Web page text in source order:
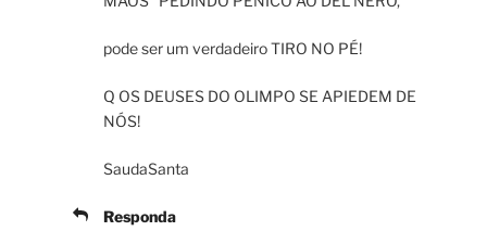
pode ser um verdadeiro TIRO NO PÉ!
Q OS DEUSES DO OLIMPO SE APIEDEM DE
NÓS!
SaudaSanta
Responda